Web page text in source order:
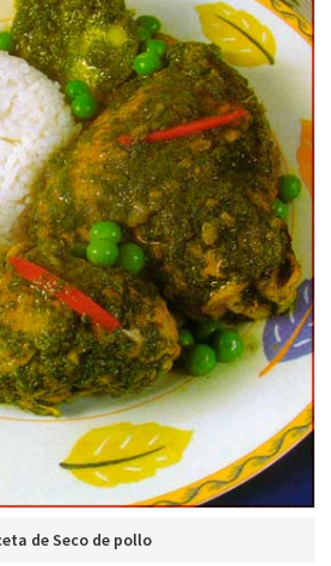
de Seco de pollo